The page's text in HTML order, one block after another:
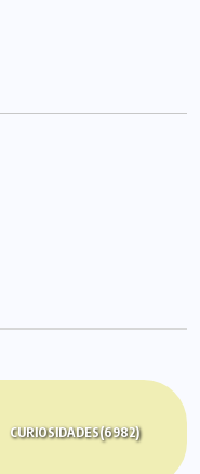
CURIOSIDADES(6982)